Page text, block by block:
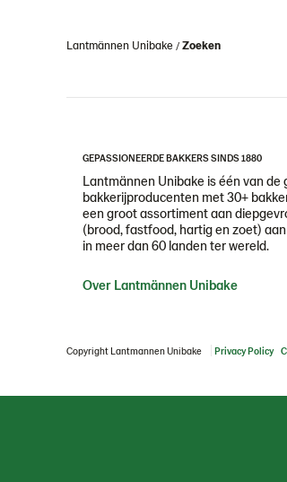
Lantmännen Unibake Zoeken
GEPASSIONEERDE BAKKERS SINDS 1880
Lantmännen Unibake is één van de
bakkerijproducenten met 30+
een groot assortiment aan
(brood, fastfood, hartig en zoet)
in meer dan 60 landen ter wereld.
Over Lantmännen Unibake
Copyright Lantmannen Unibake Privacy Policy